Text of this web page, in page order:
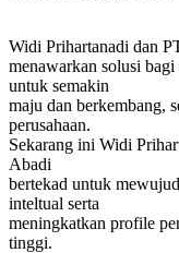
Widi Prihartanadi dan
menawarkan solusi
untuk semakin
maju dan berkembang,
perusahaan.
Sekarang ini Widi
Abadi
bertekad untuk
inteltual serta
meningkatkan profile
tinggi.